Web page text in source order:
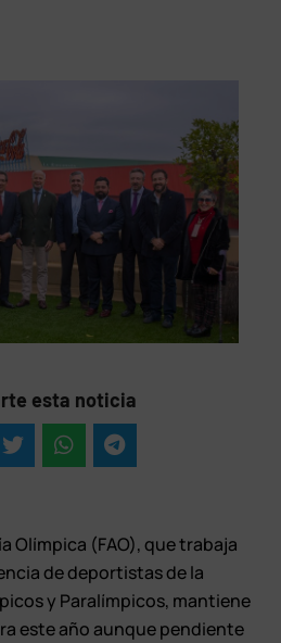
esta noticia
Olímpica (FAO), que trabaja
de deportistas de la
y Paralímpicos, mantiene
este año aunque pendiente